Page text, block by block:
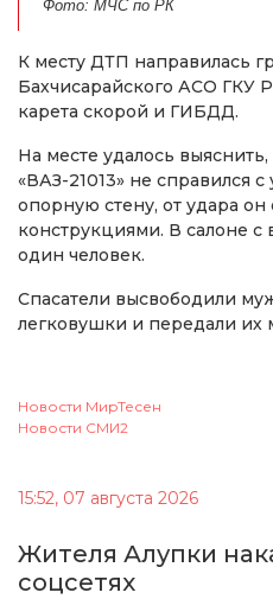
Фото: МЧС по РК
К месту ДТП направилась
Бахчисарайского АСО ГКУ
карета скорой и ГИБДД.
На месте удалось
«ВАЗ-21013» не справился
опорную стену, от удара
конструкциями. В салоне
один человек.
Спасатели высвободили
легковушки и передали их
Новости МирТесен
Новости СМИ2
15:52, 07 августа 2026
Жителя Алупки
соцсетях